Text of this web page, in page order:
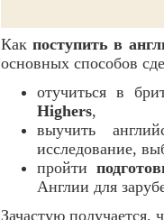
Какпоступить в
основных способов
отучиться в
Highers,
выучить
исследование,
пройти
Англии для
Зачастую получается,